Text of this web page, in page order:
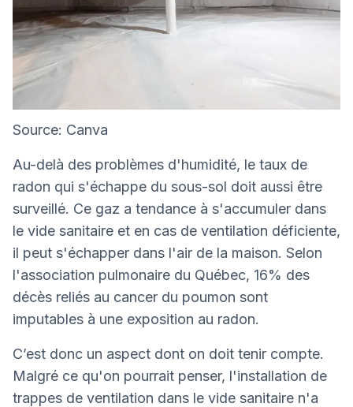
Source: Canva
Au-delà des problèmes d'humidité, le taux de
radon qui s'échappe du sous-sol doit aussi être
surveillé. Ce gaz a tendance à s'accumuler dans
le vide sanitaire et en cas de ventilation déficiente,
il peut s'échapper dans l'air de la maison. Selon
l'association pulmonaire du Québec, 16% des
décès reliés au cancer du poumon sont
imputables à une exposition au radon.
C’est donc un aspect dont on doit tenir compte.
Malgré ce qu'on pourrait penser, l'installation de
trappes de ventilation dans le vide sanitaire n'a